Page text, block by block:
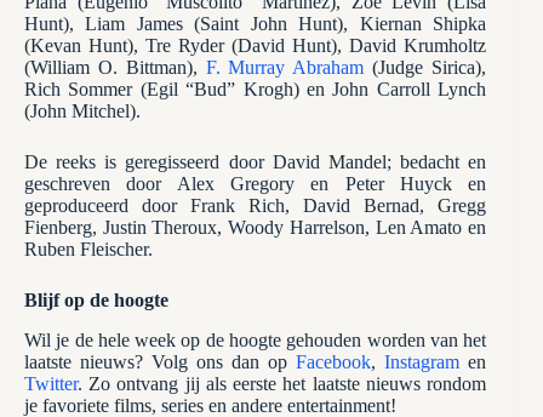
Hunt), Liam James (Saint John Hunt), Kiernan Shipka
(Kevan Hunt), Tre Ryder (David Hunt), David Krumholtz
(William O. Bittman), F. Murray Abraham (Judge Sirica),
Rich Sommer (Egil “Bud” Krogh) en John Carroll Lynch
(John Mitchel).
De reeks is geregisseerd door David Mandel; bedacht en
geschreven door Alex Gregory en Peter Huyck en
geproduceerd door Frank Rich, David Bernad, Gregg
Fienberg, Justin Theroux, Woody Harrelson, Len Amato en
Ruben Fleischer.
Blijf op de hoogte
Wil je de hele week op de hoogte gehouden worden van het
laatste nieuws? Volg ons dan opFacebook,Instagramen
Twitter. Zo ontvang jij als eerste het laatste nieuws rondom
je favoriete films, series en andere entertainment!